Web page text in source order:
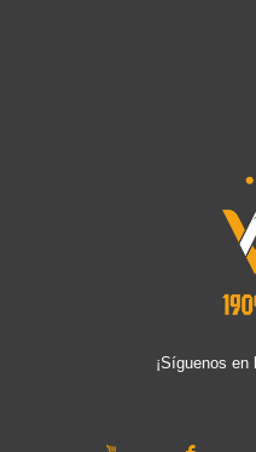
¡Síguenos